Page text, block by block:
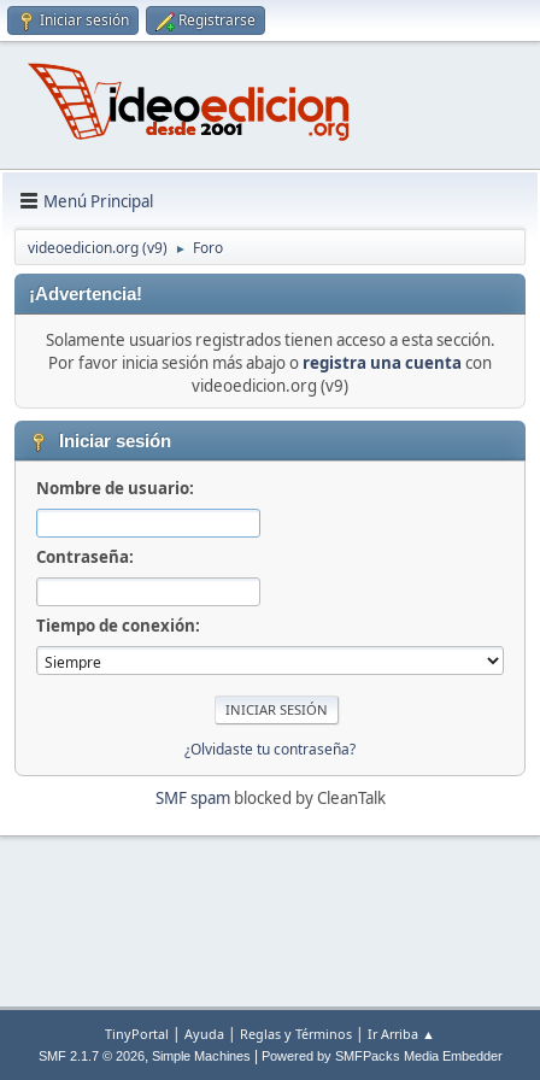
Iniciar sesión Registrarse
Menú Principal
videoedicion.org (v9) ► Foro
¡Advertencia!
Solamente usuarios registrados tienen acceso a esta sección.
Por favor inicia sesión más abajo o registra una cuenta con
videoedicion.org (v9)
Iniciar sesión
Nombre de usuario:
Contraseña:
Tiempo de conexión:
¿Olvidaste tu contraseña?
SMF spamblocked by CleanTalk
TinyPortal | Ayuda | Reglas y Términos | Ir Arriba ▲
SMF 2.1.7 © 2026, Simple Machines Powered by SMFPacks Media Embedder